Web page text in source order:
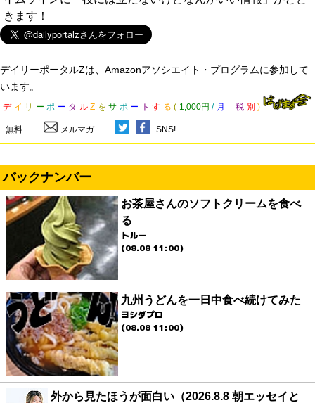
きます！
デイリーポータルZは、Amazonアソシエイト・プログラムに参加して
います。
デ イ リ ー ポ ー タ ル Z を サ ポ ー ト す る ( 1,000円 / 月 税 別 )
無料 メルマガ SNS!
バックナンバー
お茶屋さんのソフトクリームを食べ
る
トルー
(08.08 11:00)
九州うどんを一日中食べ続けてみた
ヨシダプロ
(08.08 11:00)
外から見たほうが面白い（2026.8.8 朝エッセイと